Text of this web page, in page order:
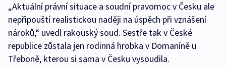
„Aktuální právní situace a soudní pravomoc v Česku ale
nepřipouští realistickou naději na úspěch při vznášení
nároků,“ uvedl rakouský soud. Sestře tak v České
republice zůstala jen rodinná hrobka v Domaníně u
Třeboně, kterou si sama v Česku vysoudila.